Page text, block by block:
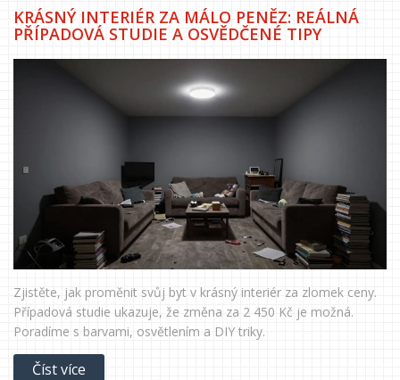
KRÁSNÝ INTERIÉR ZA MÁLO PENĚZ: REÁLNÁ
PŘÍPADOVÁ STUDIE A OSVĚDČENÉ TIPY
Zjistěte, jak proměnit svůj byt v krásný interiér za zlomek ceny.
Případová studie ukazuje, že změna za 2 450 Kč je možná.
Poradíme s barvami, osvětlením a DIY triky.
Číst více